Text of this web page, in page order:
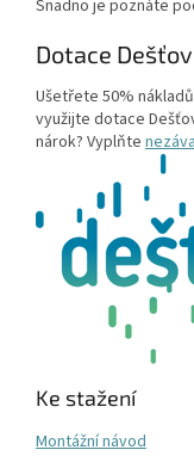
Snadno je poznáte
Dotace
Ušetřete 50%
využijte dotace
nárok? Vyplňte
Ke stažení
Montážní návod